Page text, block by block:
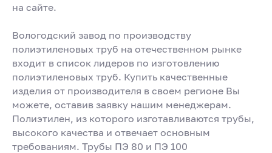
на сайте.
Вологодский завод по производству
полиэтиленовых труб на отечественном рынке
входит в список лидеров по изготовлению
полиэтиленовых труб. Купить качественные
изделия от производителя в своем регионе Вы
можете, оставив заявку нашим менеджерам.
Полиэтилен, из которого изготавливаются трубы,
высокого качества и отвечает основным
требованиям. Трубы ПЭ 80 и ПЭ 100